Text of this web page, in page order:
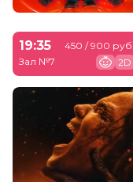
19:35
Зал №7
450 / 900 руб.
2D